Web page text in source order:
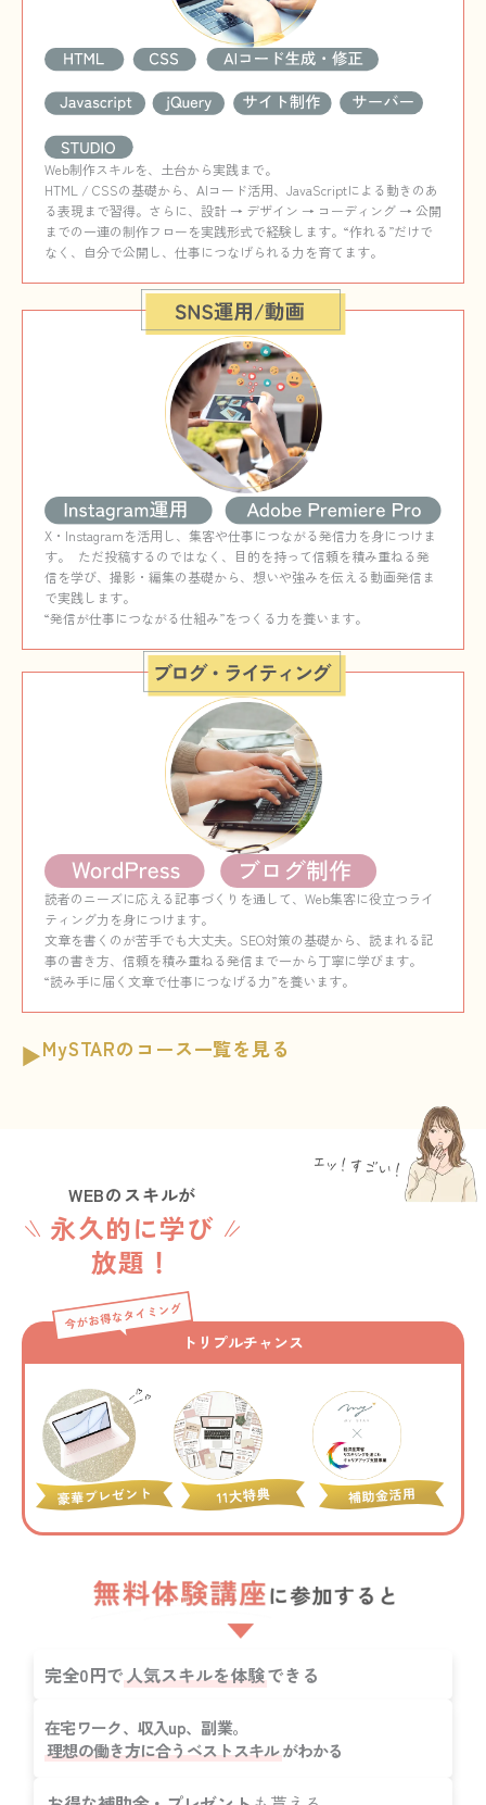
Web制作スキルを、土台から実践まで。
HTML / CSSの基礎から、AIコード活用、JavaScriptによる動きのあ
る表現まで習得。さらに、設計 → デザイン → コーディング → 公開
までの一連の制作フローを実践形式で経験します。“作れる”だけで
なく、自分で公開し、仕事につなげられる力を育てます。
X・Instagramを活用し、集客や仕事につながる発信力を身につけま
す。 ただ投稿するのではなく、目的を持って信頼を積み重ねる発
信を学び、撮影・編集の基礎から、想いや強みを伝える動画発信ま
で実践します。
“発信が仕事につながる仕組み”をつくる力を養います。
読者のニーズに応える記事づくりを通して、Web集客に役立つライ
ティング力を身につけます。
文章を書くのが苦手でも大丈夫。SEO対策の基礎から、読まれる記
事の書き方、信頼を積み重ねる発信まで一から丁寧に学びます。
“読み手に届く文章で仕事につなげる力”を養います。
MySTARのコース一覧を見る
WEBのスキルが
永久的に学び
放題！
トリプルチャンス
完全0円で人気スキルを体験できる
在宅ワーク、収入up、副業。
理想の働き方に合うベストスキルがわかる